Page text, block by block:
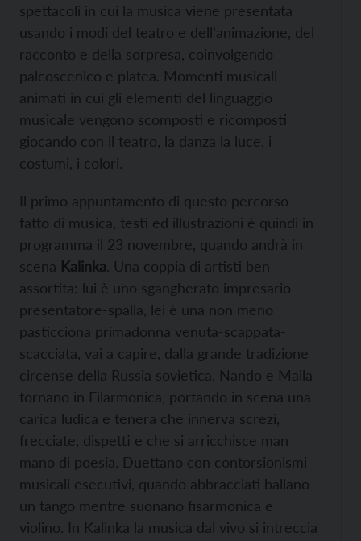
spettacoli in cui la musica viene presentata
usando i modi del teatro e dell’animazione, del
racconto e della sorpresa, coinvolgendo
palcoscenico e platea. Momenti musicali
animati in cui gli elementi del linguaggio
musicale vengono scomposti e ricomposti
giocando con il teatro, la danza la luce, i
costumi, i colori.
Il primo appuntamento di questo percorso
fatto di musica, testi ed illustrazioni è quindi in
programma il 23 novembre, quando andrà in
scena Kalinka. Una coppia di artisti ben
assortita: lui è uno sgangherato impresario-
presentatore-spalla, lei è una non meno
pasticciona primadonna venuta-scappata-
scacciata, vai a capire, dalla grande tradizione
circense della Russia sovietica. Nando e Maila
tornano in Filarmonica, portando in scena una
carica ludica e tenera che innerva screzi,
frecciate, dispetti e che si arricchisce man
mano di poesia. Duettano con contorsionismi
musicali esecutivi, quando abbracciati ballano
un tango mentre suonano fisarmonica e
violino. In Kalinka la musica dal vivo si intreccia